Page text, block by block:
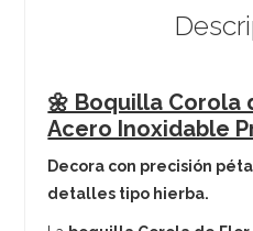
🌼 Boquilla Corola
Acero Inoxidable
Decora con precisión
detalles tipo hierba.